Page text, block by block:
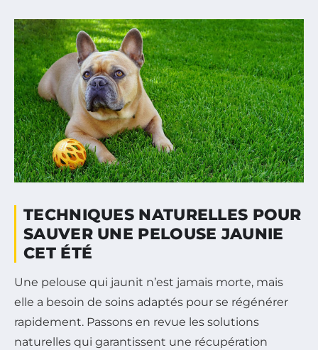
TECHNIQUES NATURELLES POUR
SAUVER UNE PELOUSE JAUNIE
CET ÉTÉ
Une pelouse qui jaunit n’est jamais morte, mais
elle a besoin de soins adaptés pour se régénérer
rapidement. Passons en revue les solutions
naturelles qui garantissent une récupération